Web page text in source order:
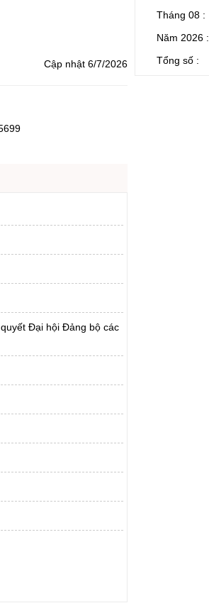
Cập nhật 6/7/2026
Đại hội Đảng bộ các
Tháng 08 :
Năm 2026 :
Tổng số :